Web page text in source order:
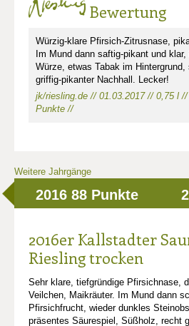
Bewertung
Würzig-klare Pfirsich-Zitrusnase,
Im Mund dann saftig-pikant und
Würze, etwas Tabak im Hintergrund,
griffig-pikanter Nachhall. Lecker!
jk/riesling.de // 01.03.2017 // 0,75 l
Punkte //
Weitere Jahrgänge
2016 88 Punkte
2016er Kallstadter
Riesling trocken
Sehr klare, tiefgründige Pfirsichnase,
Veilchen, Maikräuter. Im Mund dann
Pfirsichfrucht, wieder dunkles
präsentes Säurespiel, Süßholz, recht